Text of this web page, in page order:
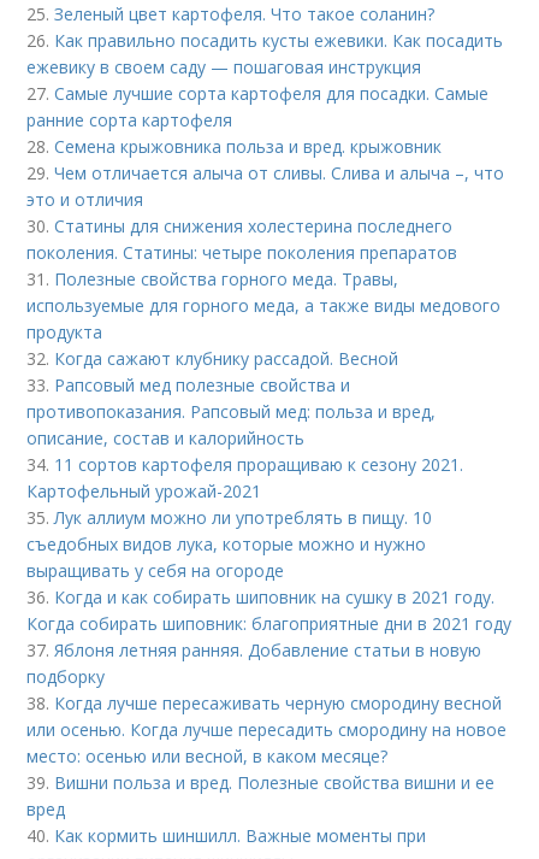
25.Зеленый цвет картофеля. Что такое соланин?
26. Как правильно посадить кусты ежевики. Как посадить
ежевику в своем саду — пошаговая инструкция
27.Самые лучшие сорта картофеля для посадки. Самые
ранние сорта картофеля
28.Семена крыжовника польза и вред. крыжовник
29.Чем отличается алыча от сливы. Слива и алыча –, что
это и отличия
30.Статины для снижения холестерина последнего
поколения. Статины: четыре поколения препаратов
31. Полезные свойства горного меда. Травы,
используемые для горного меда, а также виды медового
продукта
32. Когда сажают клубнику рассадой. Весной
33. Рапсовый мед полезные свойства и
противопоказания. Рапсовый мед: польза и вред,
описание, состав и калорийность
34. 11 сортов картофеля проращиваю к сезону 2021.
Картофельный урожай-2021
35. Лук аллиум можно ли употреблять в пищу. 10
съедобных видов лука, которые можно и нужно
выращивать у себя на огороде
36. Когда и как собирать шиповник на сушку в 2021 году.
Когда собирать шиповник: благоприятные дни в 2021 году
37. Яблоня летняя ранняя. Добавление статьи в новую
подборку
38. Когда лучше пересаживать черную смородину весной
или осенью. Когда лучше пересадить смородину на новое
место: осенью или весной, в каком месяце?
39. Вишни польза и вред. Полезные свойства вишни и ее
вред
40. Как кормить шиншилл. Важные моменты при